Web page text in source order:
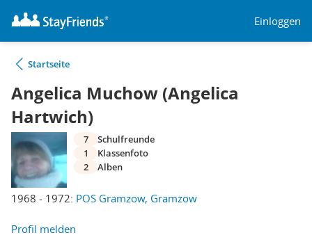
Einloggen
Startseite
Angelica Muchow (Angelica
Hartwich)
1968 - 1972: POS Gramzow, Gramzow
7
Schulfreunde
1
Klassenfoto
2
Alben
Profil melden